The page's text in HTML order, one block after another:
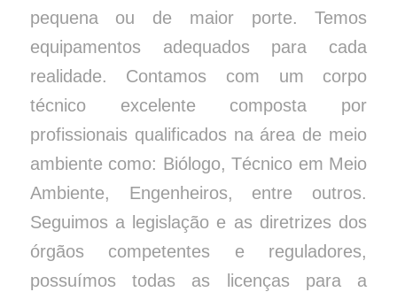
pequena ou de maior porte. Temos
equipamentos adequados para cada
realidade. Contamos com um corpo
técnico excelente composta por
profissionais qualificados na área de meio
ambiente como: Biólogo, Técnico em Meio
Ambiente, Engenheiros, entre outros.
Seguimos a legislação e as diretrizes dos
órgãos competentes e reguladores,
possuímos todas as licenças para a